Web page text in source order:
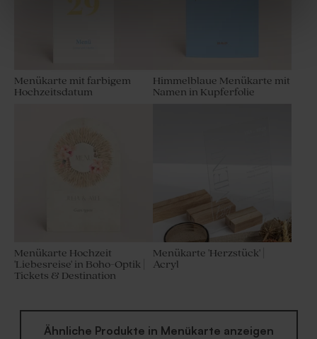
Menükarte mit farbigem
Hochzeitsdatum
Himmelblaue Menükarte mit
Namen in Kupferfolie
Menükarte Hochzeit
'Liebesreise' in Boho-Optik |
Tickets & Destination
Menükarte 'Herzstück' |
Acryl
Ähnliche Produkte in Menükarte anzeigen